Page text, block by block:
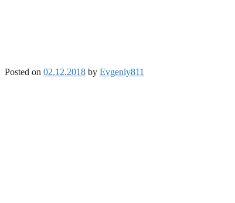
Posted on 02.12.2018 by Evgeniy811